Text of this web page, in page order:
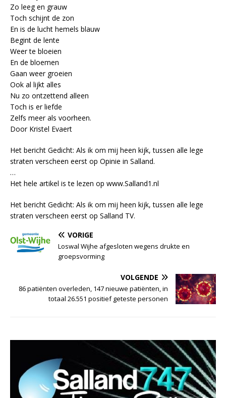
Zo leeg en grauw
Toch schijnt de zon
En is de lucht hemels blauw
Begint de lente
Weer te bloeien
En de bloemen
Gaan weer groeien
Ook al lijkt alles
Nu zo ontzettend alleen
Toch is er liefde
Zelfs meer als voorheen.
Door Kristel Evaert
Het bericht Gedicht: Als ik om mij heen kijk, tussen alle lege
straten verscheen eerst op Opinie in Salland.
…
Het hele artikel is te lezen op www.Salland1.nl
Het bericht Gedicht: Als ik om mij heen kijk, tussen alle lege
straten verscheen eerst op Salland TV.
VORIGE
Loswal Wijhe afgesloten wegens drukte en
groepsvorming
VOLGENDE
86 patiënten overleden, 147 nieuwe patiënten, in
totaal 26.551 positief geteste personen